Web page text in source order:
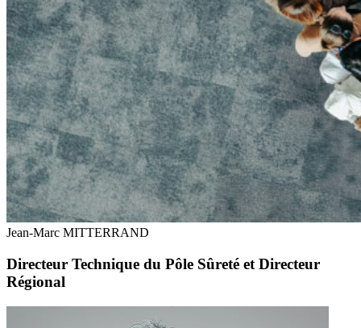
Jean-Marc MITTERRAND
Directeur Technique du Pôle Sûreté et Directeur
Régional